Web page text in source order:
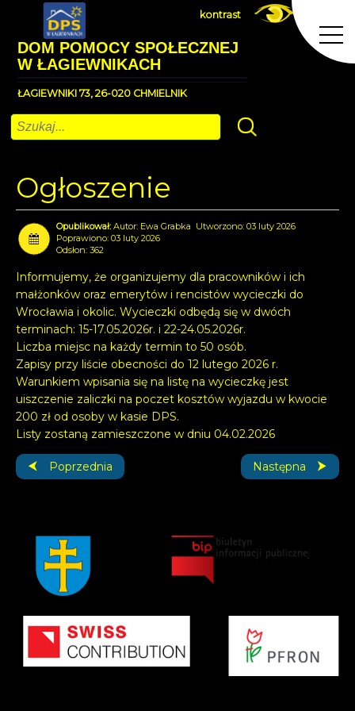
DOM POMOCY SPOŁECZNEJ
W ŁAGIEWNIKACH
ŁAGIEWNIKI 73, 26-020 CHMIELNIK
kontrast
Szukaj
Ogłoszenie
Autor: Ewa Grabka Utworzono: 03 luty 2026
Poprawiono: 03 luty 2026
Odsłon: 362
Informujemy, że organizujemy dla pracowników i ich
małżonków oraz emerytów i rencistów wycieczki do
Wrocławia i okolic. Wycieczki odbędą się w dwóch
terminach: 15-17.05.2026r. i 22-24.05.2026r.
Liczba miejsc na każdy termin to 50 osób.
Zapisy przy liście obecności do 12 lutego 2026 r.
Warunkiem wpisania się na listę na wycieczkę jest
uiszczenie zaliczki na poczet kosztów wyjazdu w kwocie
200 zł od osoby w kasie DPS.
Listy zostaną zamieszczone w dniu 04.02.2026
Poprzednia strona: Rodzinne Spotkanie w Naszym Domu.
Poprzednia Następna strona:
Następna